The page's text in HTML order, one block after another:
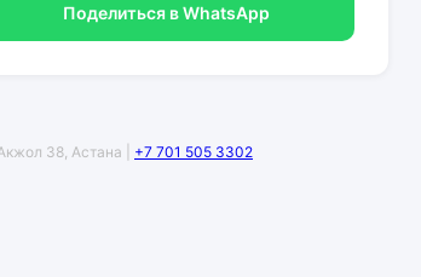
Поделиться в WhatsApp
38, Астана | +7 701 505 3302